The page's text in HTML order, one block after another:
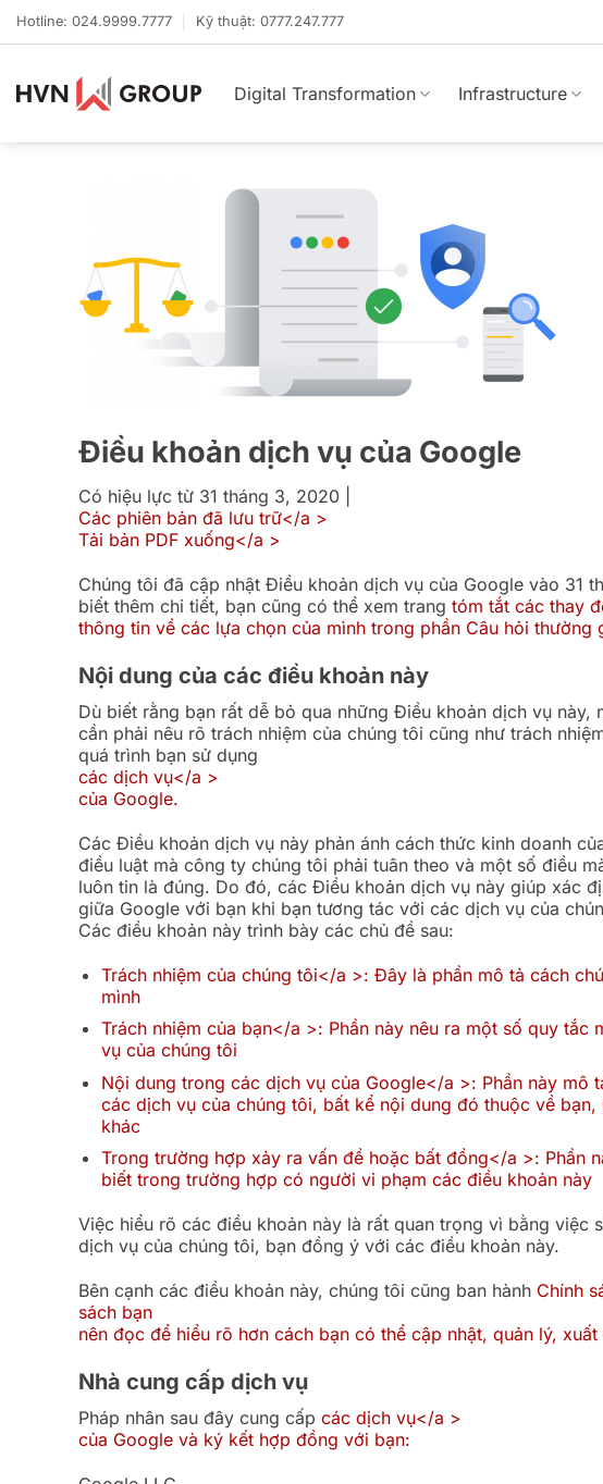
Bỏ
quaHotline: 024.9999.7777 Kỹ thuật: 0777.247.777
Digital Transformation Infrastructure
Điều khoản dịch vụ của Google
Có hiệu lực từ 31 tháng 3, 2020 |
Các phiên bản đã lưu trữ</a >
Tải bản PDF xuống</a >
Chúng tôi đã cập nhật Điều khoản dịch vụ của Google vào 31
biết thêm chi tiết, bạn cũng có thể xem trang tóm tắt các thay
thông tin về các lựa chọn của mình trong phần Câu hỏi thường
Nội dung của các điều khoản này
Dù biết rằng bạn rất dễ bỏ qua những Điều khoản dịch vụ này,
cần phải nêu rõ trách nhiệm của chúng tôi cũng như trách
quá trình bạn sử dụng
các dịch vụ</a >
của Google.
Các Điều khoản dịch vụ này phản ánh cách thức kinh doanh
điều luật mà công ty chúng tôi phải tuân theo và một số điều
luôn tin là đúng. Do đó, các Điều khoản dịch vụ này giúp xác
giữa Google với bạn khi bạn tương tác với các dịch vụ của
Các điều khoản này trình bày các chủ đề sau:
Trách nhiệm của chúng tôi</a >: Đây là phần mô tả cách
mình
Trách nhiệm của bạn</a >: Phần này nêu ra một số quy tắc
vụ của chúng tôi
Nội dung trong các dịch vụ của Google</a >: Phần này
các dịch vụ của chúng tôi, bất kể nội dung đó thuộc về bạn,
khác
Trong trường hợp xảy ra vấn đề hoặc bất đồng</a >: Phần
biết trong trường hợp có người vi phạm các điều khoản này
Việc hiểu rõ các điều khoản này là rất quan trọng vì bằng việc
dịch vụ của chúng tôi, bạn đồng ý với các điều khoản này.
Bên cạnh các điều khoản này, chúng tôi cũng ban hành Chính
sách bạn
nên đọc để hiểu rõ hơn cách bạn có thể cập nhật, quản lý,
Nhà cung cấp dịch vụ
Pháp nhân sau đây cung cấp các dịch vụ</a >
của Google và ký kết hợp đồng với bạn: